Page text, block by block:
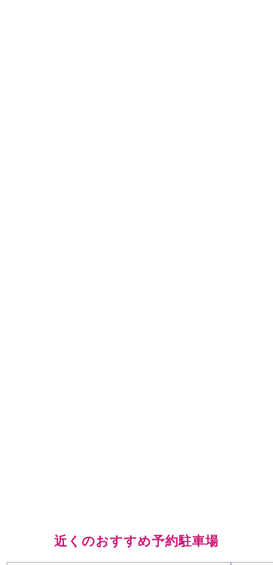
近くのおすすめ予約駐車場